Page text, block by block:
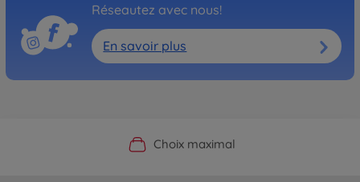
Réseautez avec nous!
En savoir plus
Boutique officielle du fabricant
Choix maximal
Service personnalisé
Livraison rapide